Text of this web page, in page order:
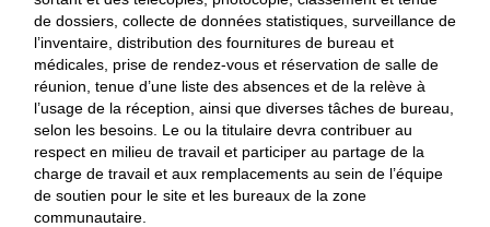
de dossiers, collecte de données statistiques, surveillance de
l’inventaire, distribution des fournitures de bureau et
médicales, prise de rendez-vous et réservation de salle de
réunion, tenue d’une liste des absences et de la relève à
l’usage de la réception, ainsi que diverses tâches de bureau,
selon les besoins. Le ou la titulaire devra contribuer au
respect en milieu de travail et participer au partage de la
charge de travail et aux remplacements au sein de l’équipe
de soutien pour le site et les bureaux de la zone
communautaire.